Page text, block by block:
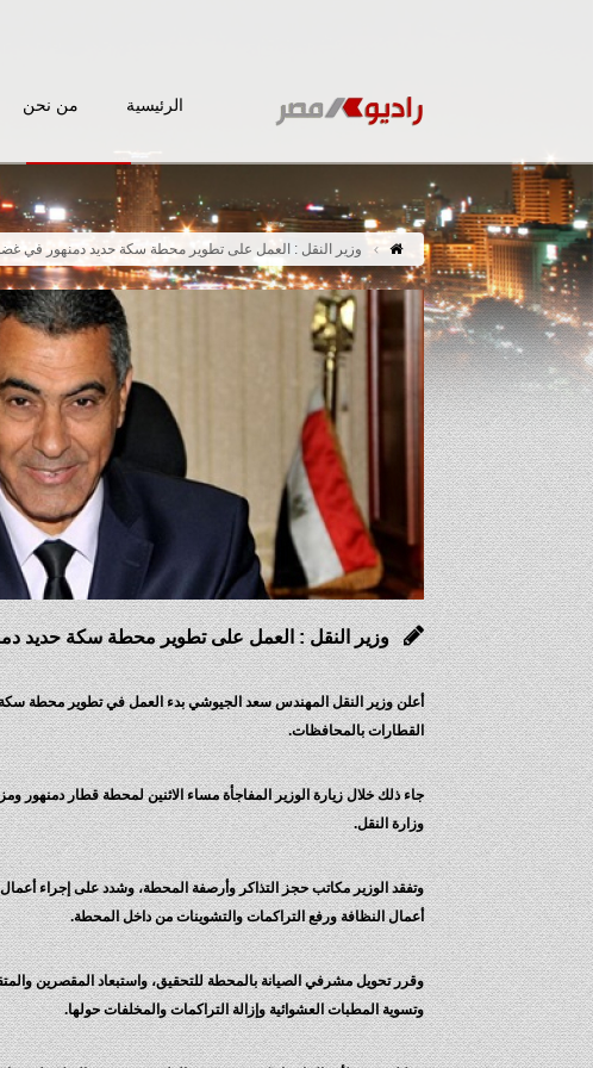
الرئيسية من نحن
وزير النقل : العمل على تطوير محطة سكة حديد دمنهور في
وزير النقل : العمل على تطوير محطة سكة حديد
أعلن وزير النقل المهندس سعد الجيوشي بدء العمل في تطوير محطة
القطارات بالمحافظات.
جاء ذلك خلال زيارة الوزير المفاجأة مساء الاثنين لمحطة قطار دمنهور
وزارة النقل.
وتفقد الوزير مكاتب حجز التذاكر وأرصفة المحطة، وشدد على إجراء
أعمال النظافة ورفع التراكمات والتشوينات من داخل المحطة.
وقرر تحويل مشرفي الصيانة بالمحطة للتحقيق، واستبعاد المقصرين
وتسوية المطبات العشوائية وإزالة التراكمات والمخلفات حولها.